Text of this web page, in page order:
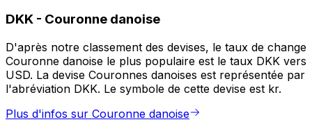
DKK - Couronne danoise
D'après notre classement des devises, le taux de change
Couronne danoise le plus populaire est le taux DKK vers
USD. La devise Couronnes danoises est représentée par
l'abréviation DKK. Le symbole de cette devise est kr.
Plus d'infos sur Couronne danoise